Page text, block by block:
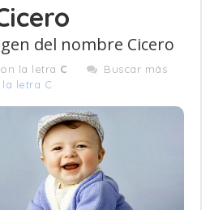
del nombre Cicero
la letra C
Buscar más
letra C